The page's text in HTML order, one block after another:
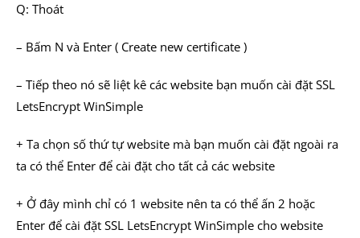
Q: Thoát
– Bấm N và Enter ( Create new certificate )
– Tiếp theo nó sẽ liệt kê các website bạn muốn cài đặt SSL
LetsEncrypt WinSimple
+ Ta chọn số thứ tự website mà bạn muốn cài đặt ngoài ra
ta có thể Enter để cài đặt cho tất cả các website
+ Ở đây mình chỉ có 1 website nên ta có thể ấn 2 hoặc
Enter để cài đặt SSL LetsEncrypt WinSimple cho website